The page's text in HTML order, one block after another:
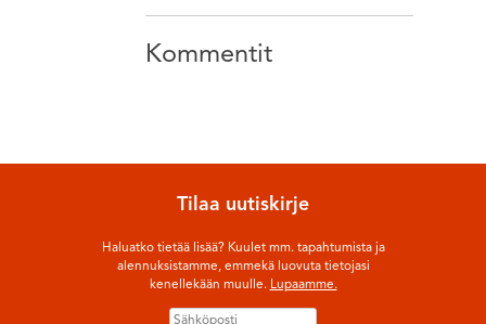
Kommentit
Tilaa uutiskirje
Haluatko tietää lisää? Kuulet mm. tapahtumista ja
alennuksistamme, emmekä luovuta tietojasi
kenellekään muulle. Lupaamme.